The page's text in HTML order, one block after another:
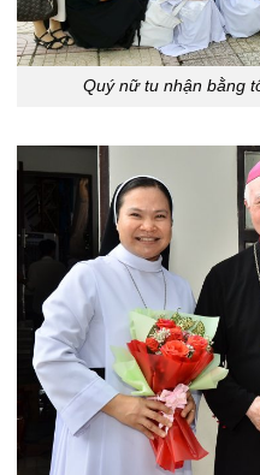
Quý nữ tu nhận bằng